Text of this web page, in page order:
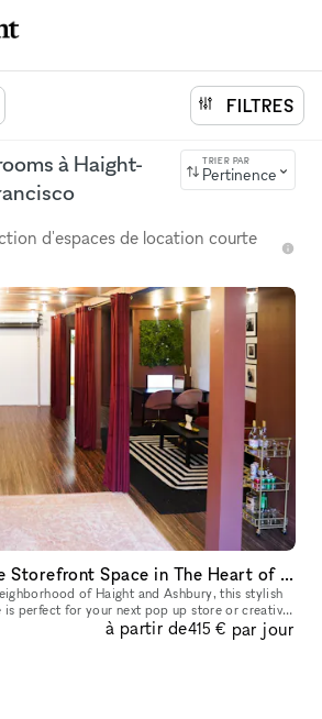
FILTRES
à Haight-
TRIER PAR
Pertinence
d'espaces de location courte
Stylish and Unique Storefront Space in The Heart of Haight
of Haight and Ashbury, this stylish
is perfect for your next pop up store or creative
private studio/space with laà partir de415 € par jour